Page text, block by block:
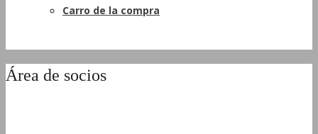
Carro de la compra
Área de socios